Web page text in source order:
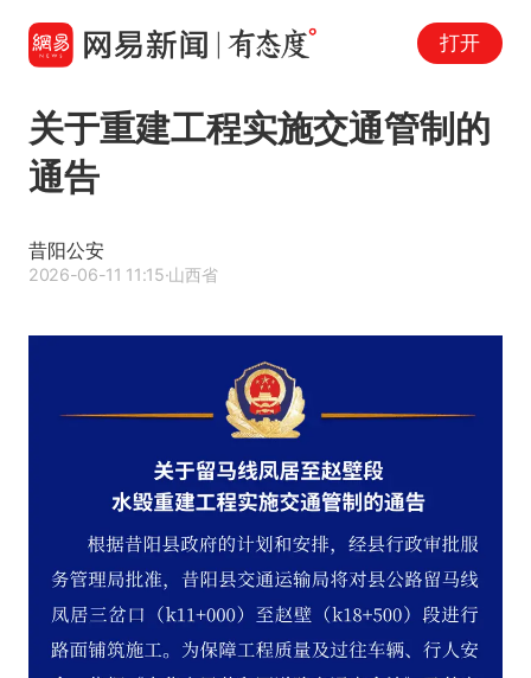
打开
关于重建工程实施交通管制的
通告
昔阳公安
2026-06-11 11:15·山西省